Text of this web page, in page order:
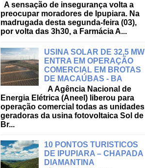
A sensação de insegurança volta a
preocupar moradores de Ipupiara. Na
madrugada desta segunda-feira (03),
por volta das 3h30, a Farmácia A...
USINA SOLAR DE 32,5 MW
ENTRA EM OPERAÇÃO
COMERCIAL EM BROTAS
DE MACAÚBAS - BA
A Agência Nacional de
Energia Elétrica (Aneel) liberou para
operação comercial todas as unidades
geradoras da usina fotovoltaica Sol de
Br...
10 PONTOS TURISTICOS
DE IPUPIARA – CHAPADA
DIAMANTINA